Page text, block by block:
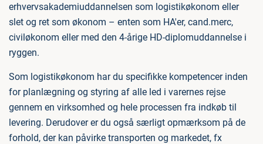
erhvervsakademiuddannelsen som logistikøkonom eller
slet og ret som økonom – enten som HA'er, cand.merc,
civiløkonom eller med den 4-årige HD-diplomuddannelse i
ryggen.
Som logistikøkonom har du specifikke kompetencer inden
for planlægning og styring af alle led i varernes rejse
gennem en virksomhed og hele processen fra indkøb til
levering. Derudover er du også særligt opmærksom på de
forhold, der kan påvirke transporten og markedet, fx